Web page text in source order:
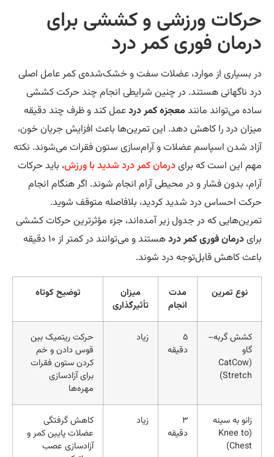
ورزشی و کششی برای
فوری کمر درد
بسیاری از موارد، عضلات سفت و خشک‌شده‌ی کمر عامل اصلی
ناگهانی هستند. در چنین شرایطی انجام چند حرکت کششی
می‌تواند مانندمعجزه کمر دردعمل کند و ظرف چند دقیقه
درد را کاهش دهد. این تمرین‌ها باعث افزایش جریان خون،
شدن اسپاسم عضلات و آرام‌سازی ستون فقرات می‌شوند. نکته
این است که برای درمان کمر درد شدید با ورزش، باید حرکات
بدون فشار و در محیطی آرام انجام شوند. اگر هنگام انجام
احساس درد شدید کردید، بلافاصله متوقف شوید.
که در جدول زیر آمده‌اند، جزء مؤثرترین حرکات کششی
درمان فوری کمر درد
هستند و می‌توانند در کمتر از ۱۰ دقیقه
کاهش قابل‌توجه درد شوند.
نوع تمرین
میزان
تأثیرگذاری
توضیح کوتاه
کشش گربه–
(CatCow
Stretch)
دقیقه
حرکت ریتمیک بین
قوس دادن و خم
کردن ستون فقرات
برای آزادسازی
مهره‌ها
زانو به سینه
(Knee to
Chest)
دقیقه
کاهش گرفتگی
عضلات پایین کمر و
آزادسازی عصب